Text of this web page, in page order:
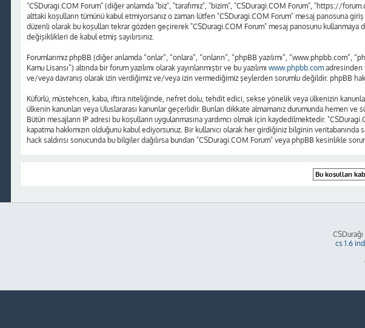
"CSDuragi.COM Forum" (diğer anlamda "biz", "tarafımız", "bizim", "CSDuragi.COM Forum", "https://
alttaki koşulların tümünü kabul etmiyorsanız o zaman lütfen "CSDuragi.COM Forum" mesaj panosuna
düzenli olarak bu koşulları tekrar gözden geçirerek "CSDuragi.COM Forum" mesaj panosunu
değişiklikleri de kabul etmiş sayılırsınız.
Forumlarımız phpBB (diğer anlamda “onlar”, “onlara”, “onların”, “phpBB yazılımı”, “www.phpbb.com”,
Kamu Lisansı”) altında bir forum yazılımı olarak yayınlanmıştır ve bu yazılımı www.phpbb.comadresinden
ve/veya davranış olarak izin verdiğimiz ve/veya izin vermediğimiz şeylerden sorumlu değildir. phpBB
Küfürlü, müstehcen, kaba, iftira niteliğinde, nefret dolu, tehdit edici, sekse yönelik veya ülkenizin
ülkenin kanunları veya Uluslararası kanunlar geçerlidir. Bunları dikkate almamanız durumunda hemen
Bütün mesajların IP adresi bu koşulların uygulanmasına yardımcı olmak için kaydedilmektedir.
kapatma hakkımızın olduğunu kabul ediyorsunuz. Bir kullanıcı olarak her girdiğiniz bilginin
hack saldırısı sonucunda bu bilgiler dağılırsa bundan "CSDuragi.COM Forum" veya phpBB kesinlikle
cs 1.6